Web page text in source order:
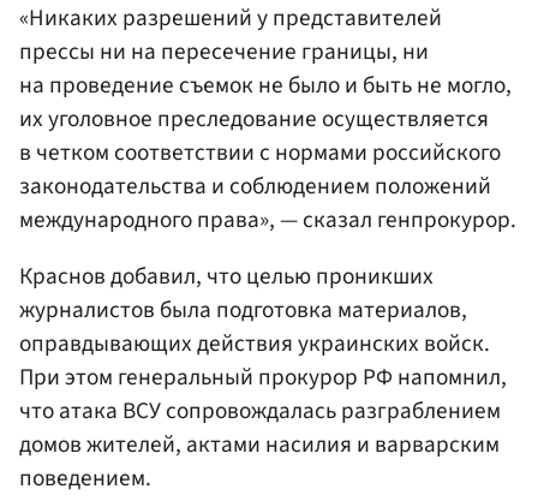
«Никаких разрешений у представителей
прессы ни на пересечение границы, ни
на проведение съемок не было и быть не могло,
их уголовное преследование осуществляется
в четком соответствии с нормами российского
законодательства и соблюдением положений
международного права», — сказал генпрокурор.
Краснов добавил, что целью проникших
журналистов была подготовка материалов,
оправдывающих действия украинских войск.
При этом генеральный прокурор РФ напомнил,
что атака ВСУ сопровождалась разграблением
домов жителей, актами насилия и варварским
поведением.